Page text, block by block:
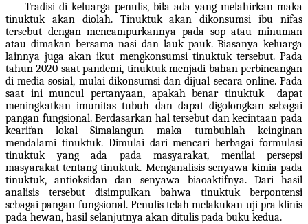
Tradisi di keluarga penulis, bila ada yang melahirkan maka
tinuktuk akan diolah. Tinuktuk akan dikonsumsi ibu nifas
tersebut dengan mencampurkannya pada sop atau minuman
atau dimakan bersama nasi dan lauk pauk. Biasanya keluarga
lainnya juga akan ikut mengkonsumsi tinuktuk tersebut. Pada
tahun 2020 saat pandemi, tinuktuk menjadi bahan perbincangan
di media sosial, mulai dikonsumsi dan dijual secara online. Pada
saat ini muncul pertanyaan, apakah benar tinuktuk dapat
meningkatkan imunitas tubuh dan dapat digolongkan sebagai
pangan fungsional. Berdasarkan hal tersebut dan kecintaan pada
kearifan lokal Simalangun maka tumbuhlah keinginan
mendalami tinuktuk. Dimulai dari mencari berbagai formulasi
tinuktuk yang ada pada masyarakat, menilai persepsi
masyarakat tentang tinuktuk. Menganalisis senyawa kimia pada
tinuktuk, antioksidan dan senyawa biaoaktifnya. Dari hasil
analisis tersebut disimpulkan bahwa tinuktuk berpontensi
sebagai pangan fungsional. Penulis telah melakukan uji pra klinis
pada hewan, hasil selanjutnya akan ditulis pada buku kedua.